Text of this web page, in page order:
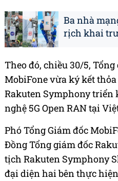
Ba nhà
rịch khai
Theo đó, chiều 30/5,
MobiFone vừa ký kết
Rakuten Symphony
nghệ 5G Open RAN tại
Phó Tổng Giám đốc
Đồng Tổng giám đốc
tịch Rakuten Symphony
đại diện hai bên thực